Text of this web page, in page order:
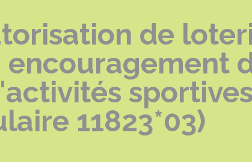
de
11823*03)